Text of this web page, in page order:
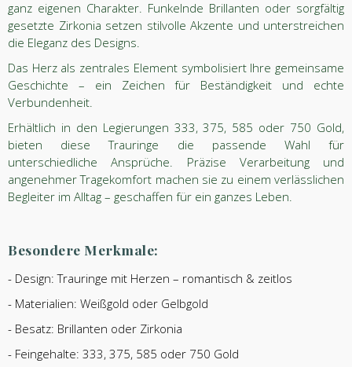
ganz eigenen Charakter. Funkelnde Brillanten oder sorgfältig
gesetzte Zirkonia setzen stilvolle Akzente und unterstreichen
die Eleganz des Designs.
Das Herz als zentrales Element symbolisiert Ihre gemeinsame
Geschichte – ein Zeichen für Beständigkeit und echte
Verbundenheit.
Erhältlich in den Legierungen 333, 375, 585 oder 750 Gold,
bieten diese Trauringe die passende Wahl für
unterschiedliche Ansprüche. Präzise Verarbeitung und
angenehmer Tragekomfort machen sie zu einem verlässlichen
Begleiter im Alltag – geschaffen für ein ganzes Leben.
Besondere Merkmale:
- Design: Trauringe mit Herzen – romantisch & zeitlos
- Materialien: Weißgold oder Gelbgold
- Besatz: Brillanten oder Zirkonia
- Feingehalte: 333, 375, 585 oder 750 Gold